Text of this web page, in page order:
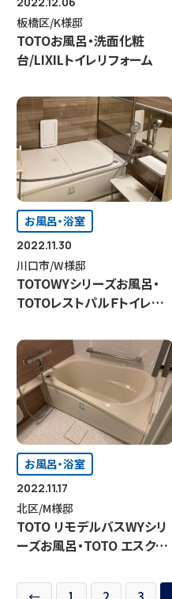
板橋区/K様邸
TOTOお風呂・洗面化粧
台/LIXILトイレリフォーム
お風呂・浴室
2022.11.30
川口市/W様邸
TOTOWYシリーズお風呂・
TOTOレストパルＦトイレリ
お風呂・浴室
2022.11.17
北区/M様邸
TOTO リモデルバスWYシリ
ーズお風呂・TOTO エスクア